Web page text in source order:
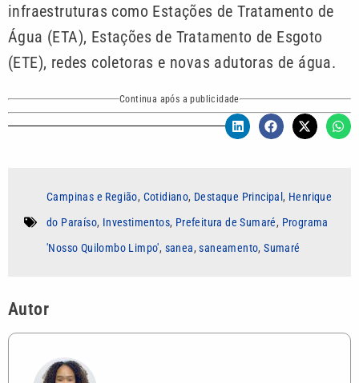
infraestruturas como Estações de Tratamento de
Água (ETA), Estações de Tratamento de Esgoto
(ETE), redes coletoras e novas adutoras de água.
Continua após a publicidade
Campinas e Região, Cotidiano, Destaque Principal , Henrique
do Paraíso, Investimentos, Prefeitura de Sumaré, Programa
'Nosso Quilombo Limpo', sanea,saneamento,Sumaré
Autor